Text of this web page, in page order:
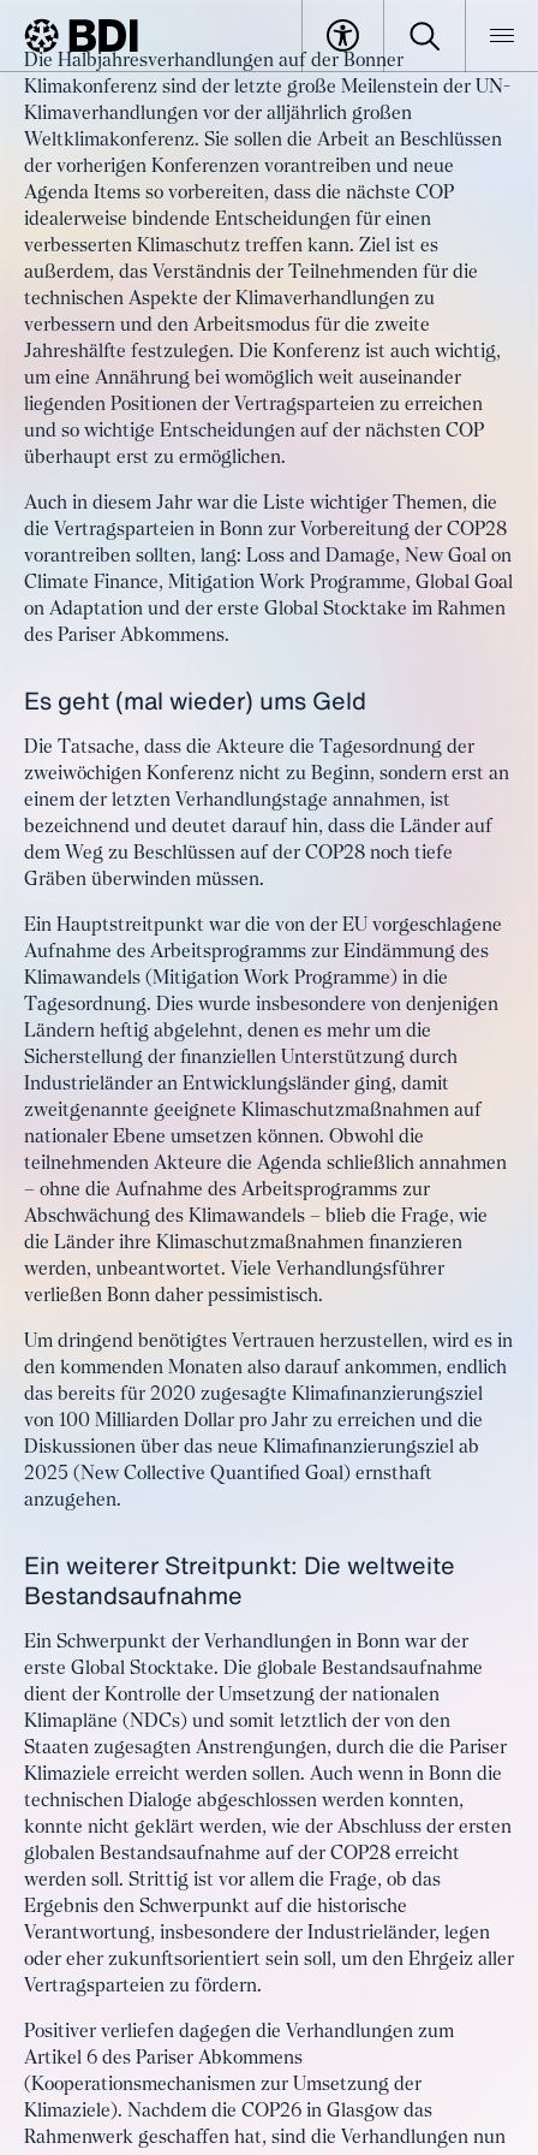
BDI Artikel
Artikel
Internationale Klimapolitik:
Verhandlungen verlaufen
ernüchternd
Die Halbjahresverhandlungen auf der Bonner
Klimakonferenz sind der letzte große Meilenstein der UN-
Klimaverhandlungen vor der alljährlich großen
Weltklimakonferenz. Sie sollen die Arbeit an Beschlüssen
der vorherigen Konferenzen vorantreiben und neue
Agenda Items so vorbereiten, dass die nächste COP
idealerweise bindende Entscheidungen für einen
verbesserten Klimaschutz treffen kann. Ziel ist es
außerdem, das Verständnis der Teilnehmenden für die
technischen Aspekte der Klimaverhandlungen zu
verbessern und den Arbeitsmodus für die zweite
Jahreshälfte festzulegen. Die Konferenz ist auch wichtig,
um eine Annährung bei womöglich weit auseinander
liegenden Positionen der Vertragsparteien zu erreichen
und so wichtige Entscheidungen auf der nächsten COP
überhaupt erst zu ermöglichen.
Auch in diesem Jahr war die Liste wichtiger Themen, die
die Vertragsparteien in Bonn zur Vorbereitung der COP28
vorantreiben sollten, lang: Loss and Damage, New Goal on
Climate Finance, Mitigation Work Programme, Global Goal
on Adaptation und der erste Global Stocktake im Rahmen
des Pariser Abkommens.
Es geht (mal wieder) ums Geld
Die Tatsache, dass die Akteure die Tagesordnung der
zweiwöchigen Konferenz nicht zu Beginn, sondern erst an
einem der letzten Verhandlungstage annahmen, ist
bezeichnend und deutet darauf hin, dass die Länder auf
dem Weg zu Beschlüssen auf der COP28 noch tiefe
Gräben überwinden müssen.
Ein Hauptstreitpunkt war die von der EU vorgeschlagene
Aufnahme des Arbeitsprogramms zur Eindämmung des
Klimawandels (Mitigation Work Programme) in die
Tagesordnung. Dies wurde insbesondere von denjenigen
Ländern heftig abgelehnt, denen es mehr um die
Sicherstellung der finanziellen Unterstützung durch
Industrieländer an Entwicklungsländer ging, damit
zweitgenannte geeignete Klimaschutzmaßnahmen auf
nationaler Ebene umsetzen können. Obwohl die
teilnehmenden Akteure die Agenda schließlich annahmen
– ohne die Aufnahme des Arbeitsprogramms zur
Abschwächung des Klimawandels – blieb die Frage, wie
die Länder ihre Klimaschutzmaßnahmen finanzieren
werden, unbeantwortet. Viele Verhandlungsführer
verließen Bonn daher pessimistisch.
Um dringend benötigtes Vertrauen herzustellen, wird es in
den kommenden Monaten also darauf ankommen, endlich
das bereits für 2020 zugesagte Klimafinanzierungsziel
von 100 Milliarden Dollar pro Jahr zu erreichen und die
Diskussionen über das neue Klimafinanzierungsziel ab
2025 (New Collective Quantified Goal) ernsthaft
anzugehen.
Ein weiterer Streitpunkt: Die weltweite
Bestandsaufnahme
Ein Schwerpunkt der Verhandlungen in Bonn war der
erste Global Stocktake. Die globale Bestandsaufnahme
dient der Kontrolle der Umsetzung der nationalen
Klimapläne (NDCs) und somit letztlich der von den
Staaten zugesagten Anstrengungen, durch die die Pariser
Klimaziele erreicht werden sollen. Auch wenn in Bonn die
technischen Dialoge abgeschlossen werden konnten,
konnte nicht geklärt werden, wie der Abschluss der ersten
globalen Bestandsaufnahme auf der COP28 erreicht
werden soll. Strittig ist vor allem die Frage, ob das
Ergebnis den Schwerpunkt auf die historische
Verantwortung, insbesondere der Industrieländer, legen
oder eher zukunftsorientiert sein soll, um den Ehrgeiz aller
Vertragsparteien zu fördern.
Positiver verliefen dagegen die Verhandlungen zum
Artikel 6 des Pariser Abkommens
(Kooperationsmechanismen zur Umsetzung der
Klimaziele). Nachdem die COP26 in Glasgow das
Rahmenwerk geschaffen hat, sind die Verhandlungen nun